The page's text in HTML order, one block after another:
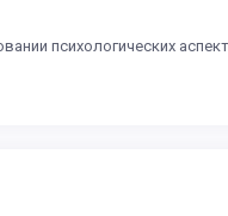
психологических